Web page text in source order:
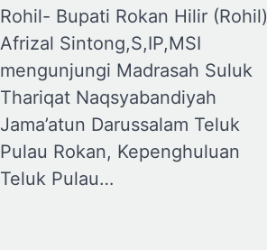
Rohil- Bupati Rokan Hilir (Rohil)
Afrizal Sintong,S,IP,MSI
mengunjungi Madrasah Suluk
Thariqat Naqsyabandiyah
Jama’atun Darussalam Teluk
Pulau Rokan, Kepenghuluan
Teluk Pulau…